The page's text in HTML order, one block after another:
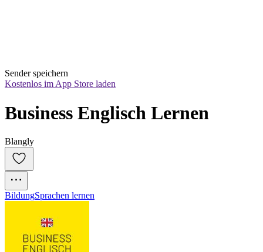
Sender speichern
Kostenlos im App Store laden
Business Englisch Lernen
Blangly
BildungSprachen lernen